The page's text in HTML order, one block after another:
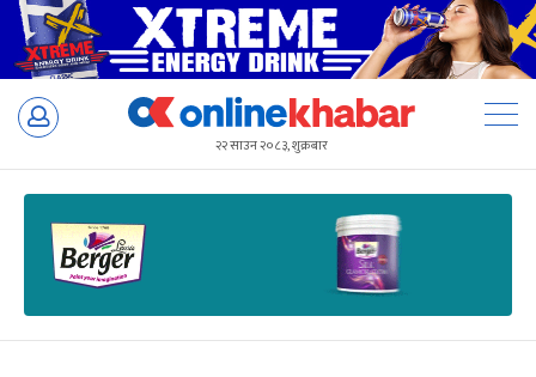
Skip
२२ साउन २०८३, शुक्रबार